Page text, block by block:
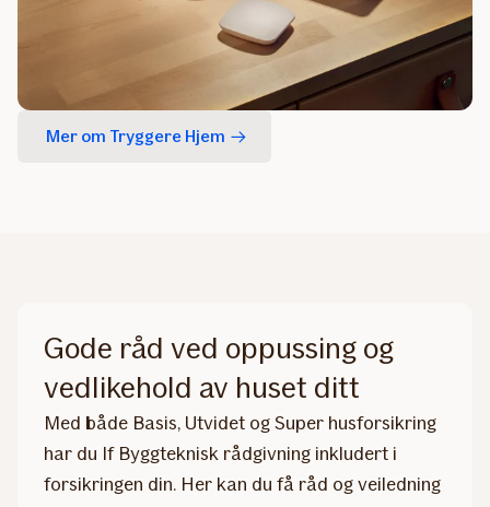
Mer om Tryggere Hjem
Gode råd ved oppussing og
vedlikehold av huset ditt
Med både Basis, Utvidet og Super husforsikring
har du If Byggteknisk rådgivning inkludert i
forsikringen din. Her kan du få råd og veiledning